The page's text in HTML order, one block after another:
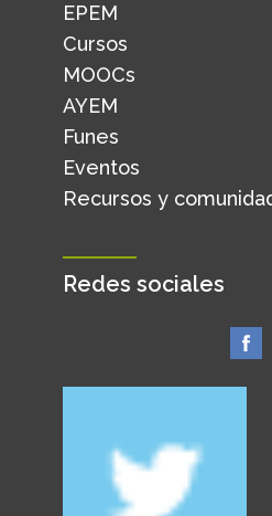
EPEM
Cursos
MOOCs
AYEM
Funes
Eventos
Recursos y
Redes sociales